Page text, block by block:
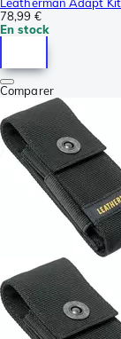
78,99 €
En stock
Comparer